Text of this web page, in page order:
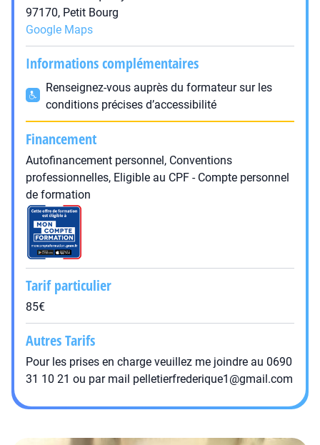
97170, Petit Bourg
Google Maps
Informations complémentaires
Renseignez-vous auprès du formateur sur les
conditions précises d’accessibilité
Financement
Autofinancement personnel, Conventions
professionnelles, Eligible au CPF - Compte personnel
de formation
Tarif particulier
85€
Autres Tarifs
Pour les prises en charge veuillez me joindre au 0690
31 10 21 ou par mail pelletierfrederique1@gmail.com